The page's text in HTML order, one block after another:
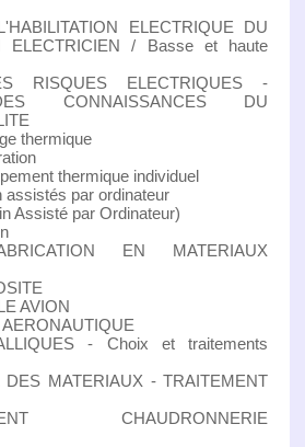
ELECTRIQUE DU
ELECTRICIEN / Basse et haute
RISQUES ELECTRIQUES -
CONNAISSANCES DU
thermique
thermique individuel
assistés par ordinateur
Assisté par Ordinateur)
EN MATERIAUX
AVION
- Choix et traitements
MATERIAUX - TRAITEMENT
CHAUDRONNERIE